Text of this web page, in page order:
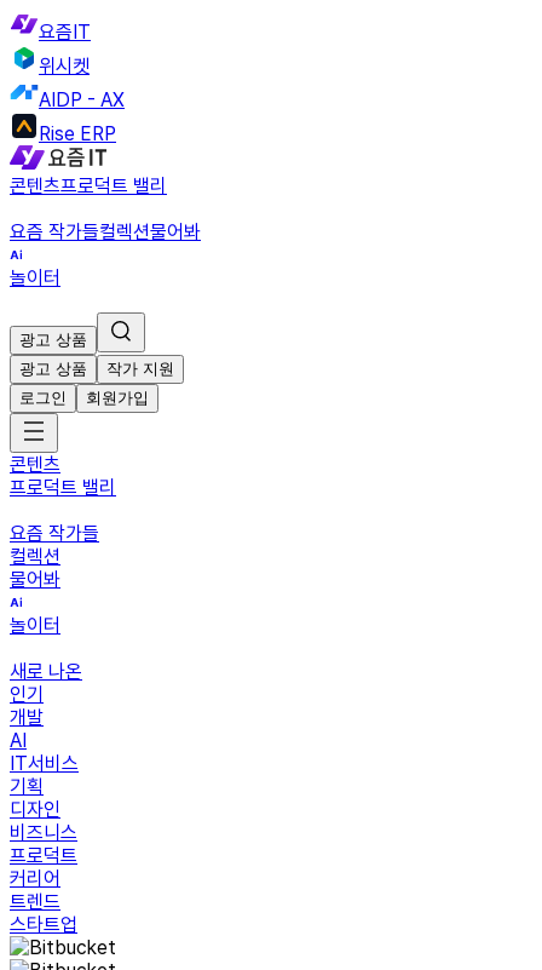
요즘IT
위시켓
AIDP - AX
Rise ERP
콘텐츠프로덕트 밸리
요즘 작가들컬렉션물어봐
놀이터
광고 상품
광고 상품
작가 지원
로그인
회원가입
콘텐츠
프로덕트 밸리
요즘 작가들
컬렉션
물어봐
놀이터
새로 나온
인기
개발
AI
IT서비스
기획
디자인
비즈니스
프로덕트
커리어
트렌드
스타트업